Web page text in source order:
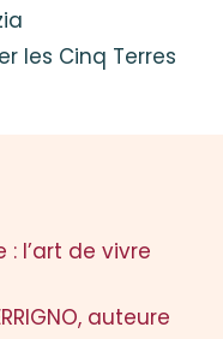
les Cinq Terres
l’art de vivre
auteure